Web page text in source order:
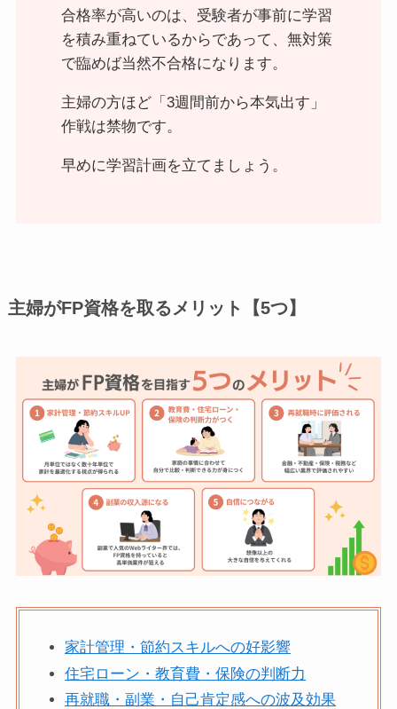
合格率が高いのは、受験者が事前に学習
を積み重ねているからであって、無対策
で臨めば当然不合格になります。
主婦の方ほど「3週間前から本気出す」
作戦は禁物です。
早めに学習計画を立てましょう。
主婦がFP資格を取るメリット【5つ】
家計管理・節約スキルへの好影響
住宅ローン・教育費・保険の判断力
再就職・副業・自己肯定感への波及効果